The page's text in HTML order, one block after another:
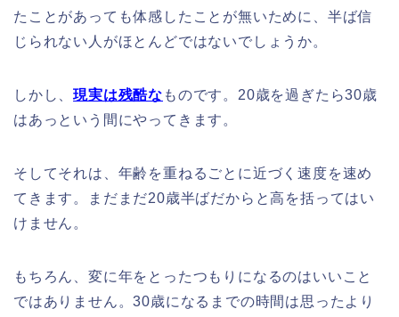
たことがあっても体感したことが無いために、半ば信
じられない人がほとんどではないでしょうか。
しかし、現実は残酷な ものです。20歳を過ぎたら30歳
はあっという間にやってきます。
そしてそれは、年齢を重ねるごとに近づく速度を速め
てきます。まだまだ20歳半ばだからと高を括ってはい
けません。
もちろん、変に年をとったつもりになるのはいいこと
ではありません。30歳になるまでの時間は思ったより